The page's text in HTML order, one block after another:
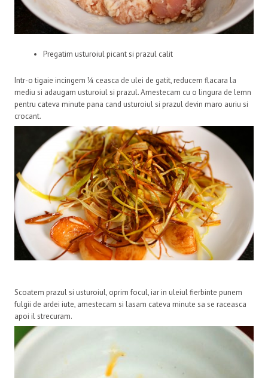
Pregatim usturoiul picant si prazul calit
Intr-o tigaie incingem ¼ ceasca de ulei de gatit, reducem flacara la
mediu si adaugam usturoiul si prazul. Amestecam cu o lingura de lemn
pentru cateva minute pana cand usturoiul si prazul devin maro auriu si
crocant.
Scoatem prazul si usturoiul, oprim focul, iar in uleiul fierbinte punem
fulgii de ardei iute, amestecam si lasam cateva minute sa se raceasca
apoi il strecuram.